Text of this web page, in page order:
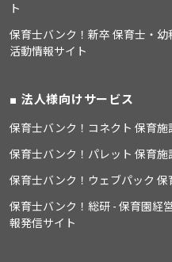
ト
保育士バンク！新卒 保育士・
活動情報サイト
法人様向けサービス
保育士バンク！コネクト 保育
保育士バンク！パレット 保育
保育士バンク！ウェブパック
保育士バンク！総研 - 保育園経
報発信サイト